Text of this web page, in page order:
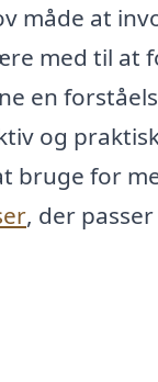
måde at
med til at
en
og
bruge for
, der